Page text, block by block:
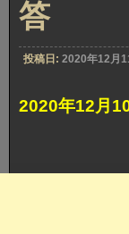
答
投稿日: 2020年12月
2020年12月